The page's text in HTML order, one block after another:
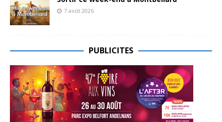
7 août 2026
PUBLICITES